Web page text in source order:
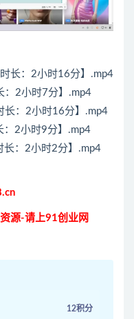
长：2小时16分】.mp4
：2小时7分】.mp4
长：2小时16分】.mp4
：2小时9分】.mp4
长：2小时2分】.mp4
源-请上91创业网
12积分